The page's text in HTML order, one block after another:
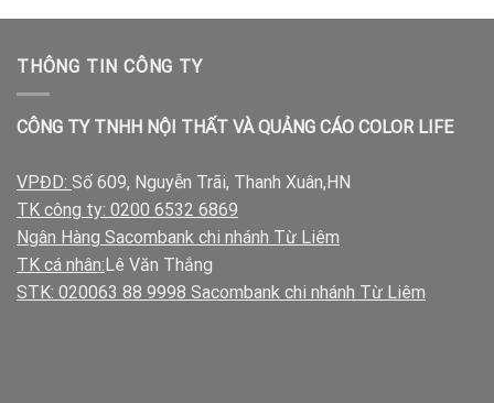
THÔNG TIN CÔNG TY
CÔNG TY TNHH NỘI THẤT VÀ QUẢNG CÁO COLOR LIFE
VPĐD: Số 609, Nguyễn Trãi, Thanh Xuân,HN
TK công ty: 0200 6532 6869
Ngân Hàng Sacombank chi nhánh Từ Liêm
TK cá nhân:Lê Văn Thắng
STK: 020063 88 9998 Sacombank chi nhánh Từ Liêm